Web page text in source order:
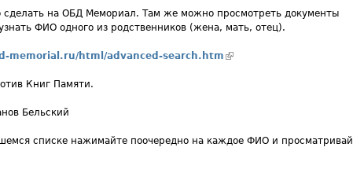
сделать на ОБД Мемориал. Там же можно просмотреть документы
ФИО одного из родственников (жена, мать, отец).
memorial.ru/html/advanced-search.htm (внешняя ссылка)
Книг Памяти.
Бельский
списке нажимайте поочередно на каждое ФИО и